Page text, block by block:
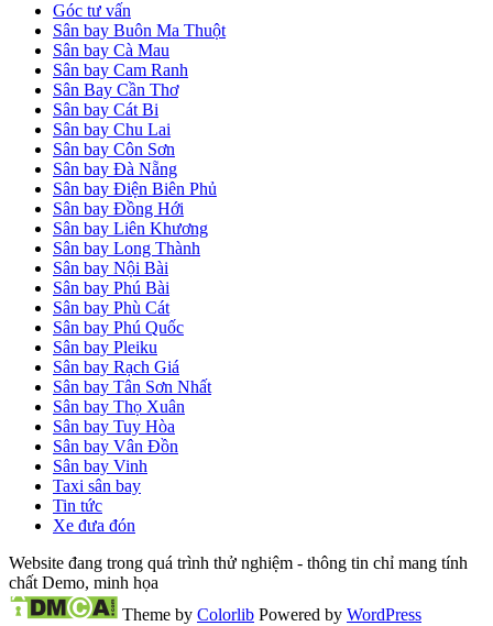
Góc tư vấn
Sân bay Buôn Ma Thuột
Sân bay Cà Mau
Sân bay Cam Ranh
Sân Bay Cần Thơ
Sân bay Cát Bi
Sân bay Chu Lai
Sân bay Côn Sơn
Sân bay Đà Nẵng
Sân bay Điện Biên Phủ
Sân bay Đồng Hới
Sân bay Liên Khương
Sân bay Long Thành
Sân bay Nội Bài
Sân bay Phú Bài
Sân bay Phù Cát
Sân bay Phú Quốc
Sân bay Pleiku
Sân bay Rạch Giá
Sân bay Tân Sơn Nhất
Sân bay Thọ Xuân
Sân bay Tuy Hòa
Sân bay Vân Đồn
Sân bay Vinh
Taxi sân bay
Tin tức
Xe đưa đón
Website đang trong quá trình thử nghiệm - thông tin chỉ mang tính
chất Demo, minh họa
Theme by Colorlib Powered by WordPress